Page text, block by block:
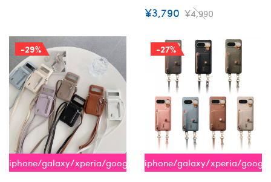
¥3,790 ¥4,990
-29%
iphone/galaxy/xperia/google/aquos
-27%
iphone/galaxy/xperia/